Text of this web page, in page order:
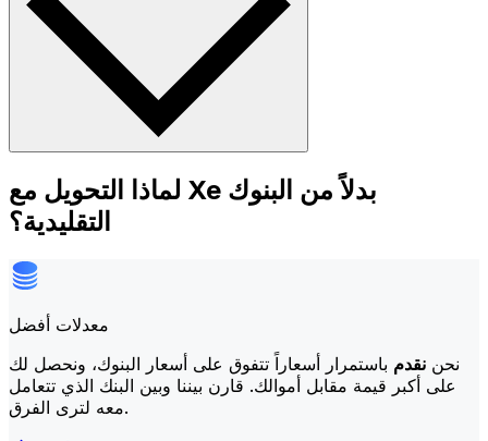
لماذا التحويل مع Xe بدلاً من البنوك
التقليدية؟
معدلات أفضل
نحن نقدم باستمرار أسعاراً تتفوق على أسعار البنوك، ونحصل لك
على أكبر قيمة مقابل أموالك. قارن بيننا وبين البنك الذي تتعامل
معه لترى الفرق.